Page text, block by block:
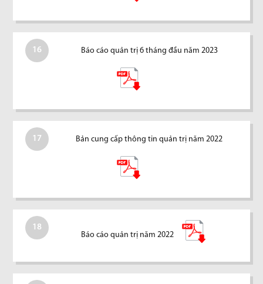
16 Báo cáo quản trị 6 tháng đầu năm 2023
17 Bản cung cấp thông tin quản trị năm 2022
18
Báo cáo quản trị năm 2022